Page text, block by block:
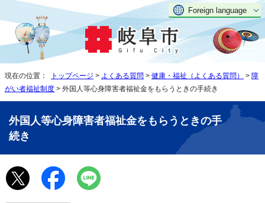
Foreign language
現在の位置： トップページ > よくある質問 > 健康・福祉（よくある質問） > 障
がい者福祉制度 > 外国人等心身障害者福祉金をもらうときの手続き
外国人等心身障害者福祉金をもらうときの手
続き